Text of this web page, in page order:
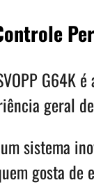
G64K
geral
sistema
gosta